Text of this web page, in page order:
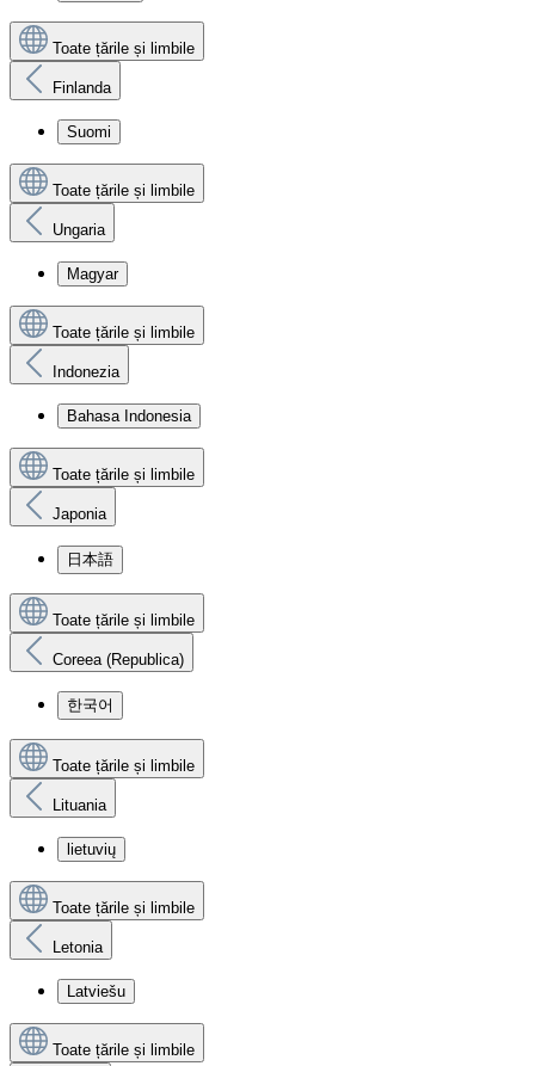
Toate țările și limbile
Finlanda
Suomi
Toate țările și limbile
Ungaria
Magyar
Toate țările și limbile
Indonezia
Bahasa Indonesia
Toate țările și limbile
Japonia
日本語
Toate țările și limbile
Coreea (Republica)
한국어
Toate țările și limbile
Lituania
lietuvių
Toate țările și limbile
Letonia
Latviešu
Toate țările și limbile